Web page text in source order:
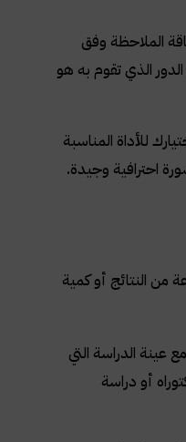
الملاحظة وفق
الذي تقوم به هو
للأداة المناسبة
احترافية وجيدة.
من النتائج أو كمية
الدراسة التي
أو دراسة